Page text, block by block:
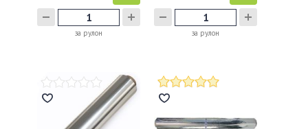
за рулон за рулон